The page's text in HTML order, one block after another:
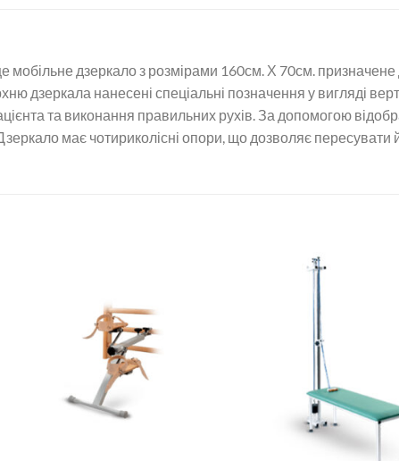
мобільне дзеркало з розмірами 160см. Х 70см.
дзеркала нанесені спеціальні позначення у вигляді
та виконання правильних рухів. За допомогою
має чотириколісні опори, що дозволяє